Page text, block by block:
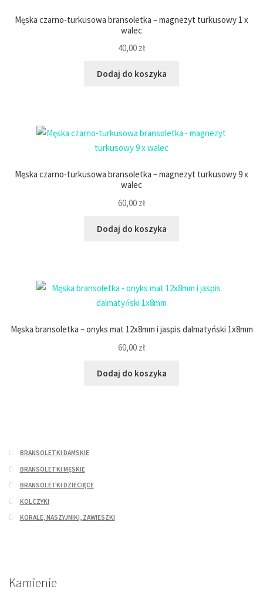
Męska czarno-turkusowa bransoletka – magnezyt turkusowy 1 x
walec
40,00 zł
Dodaj do koszyka
Męska czarno-turkusowa bransoletka – magnezyt turkusowy 9 x
walec
60,00 zł
Dodaj do koszyka
Męska bransoletka – onyks mat 12x8mm i jaspis dalmatyński 1x8mm
60,00 zł
Dodaj do koszyka
BRANSOLETKI DAMSKIE
BRANSOLETKI MĘSKIE
BRANSOLETKI DZIECIĘCE
KOLCZYKI
KORALE, NASZYJNIKI, ZAWIESZKI
Kamienie